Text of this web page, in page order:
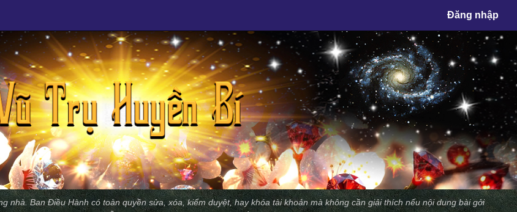
Đăng nhập
×
nhà. Ban Ðiều Hành có toàn quyền sửa, xóa, kiểm duyệt, hay khóa tài khoản mà không cần giải thích nếu nội dung bài gởi